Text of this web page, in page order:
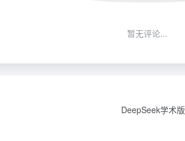
暂无评论...
DeepSeek学术版